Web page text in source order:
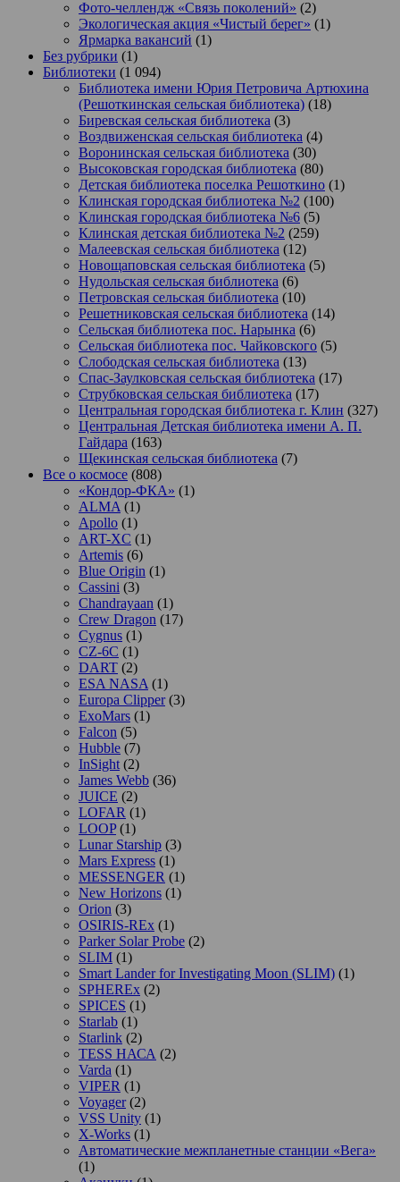
Фото-челлендж «Связь поколений» (2)
Экологическая акция «Чистый берег» (1)
Ярмарка вакансий (1)
Без рубрики (1)
Библиотеки (1 094)
Библиотека имени Юрия Петровича Артюхина
(Решоткинская сельская библиотека) (18)
Биревская сельская библиотека (3)
Воздвиженская сельская библиотека (4)
Воронинская сельская библиотека (30)
Высоковская городская библиотека (80)
Детская библиотека поселка Решоткино (1)
Клинская городская библиотека №2 (100)
Клинская городская библиотека №6 (5)
Клинская детская библиотека №2 (259)
Малеевская сельская библиотека (12)
Новощаповская сельская библиотека (5)
Нудольская сельская библиотека (6)
Петровская сельская библиотека (10)
Решетниковская сельская библиотека (14)
Сельская библиотека пос. Нарынка (6)
Сельская библиотека пос. Чайковского (5)
Слободская сельская библиотека (13)
Спас-Заулковская сельская библиотека (17)
Струбковская сельская библиотека (17)
Центральная городская библиотека г. Клин (327)
Центральная Детская библиотека имени А. П.
Гайдара (163)
Щекинская сельская библиотека (7)
Все о космосе (808)
«Кондор-ФКА» (1)
ALMA (1)
Apollo (1)
ART-XC (1)
Artemis (6)
Blue Origin (1)
Cassini (3)
Chandrayaan (1)
Crew Dragon (17)
Cygnus (1)
CZ-6C (1)
DART (2)
ESA NASA (1)
Europa Clipper(3)
ExoMars (1)
Falcon (5)
Hubble (7)
InSight (2)
James Webb (36)
JUICE (2)
LOFAR (1)
LOOP(1)
Lunar Starship (3)
Mars Express (1)
MESSENGER (1)
New Horizons (1)
Orion (3)
OSIRIS-REx (1)
Parker Solar Probe (2)
SLIM (1)
Smart Lander for Investigating Moon (SLIM) (1)
SPHEREx (2)
SPICES (1)
Starlab (1)
Starlink (2)
TESS НАСА (2)
Varda (1)
VIPER (1)
Voyager(2)
VSS Unity (1)
X-Works (1)
Автоматические межпланетные станции «Вега»
(1)